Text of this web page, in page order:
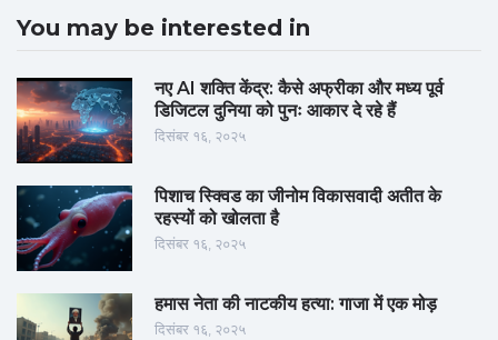
You may be interested in
नए AI शक्ति केंद्र: कैसे अफ्रीका और मध्य पूर्व
डिजिटल दुनिया को पुनः आकार दे रहे हैं
दिसंबर १६, २०२५
पिशाच स्क्विड का जीनोम विकासवादी अतीत के
रहस्यों को खोलता है
दिसंबर १६, २०२५
हमास नेता की नाटकीय हत्या: गाजा में एक मोड़
दिसंबर १६, २०२५